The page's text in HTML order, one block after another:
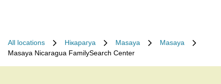
All locations Нікарагуа Masaya
Masaya
Masaya Nicaragua FamilySearch Center